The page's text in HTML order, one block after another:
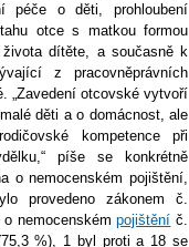
péče o děti, prohloubení
otce s matkou formou
dítěte, a současně k
z pracovněprávních
„Zavedení otcovské vytvoří
děti a o domácnost, ale
kompetence při
píše se konkrétně
o nemocenském pojištění,
provedeno zákonem č.
o nemocenskémpojištění č.
%), 1 byl proti a 18 se